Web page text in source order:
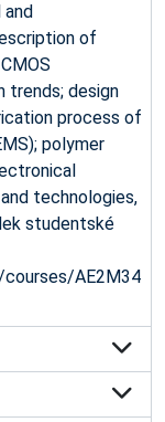
and
of
trends; design
process of
polymer
technologies,
studentské
AE2M34